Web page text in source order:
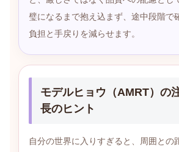
璧になるまで抱え込まず、途中段階で
負担と手戻りを減らせます。
モデルヒョウ（AMRT）の
長のヒント
自分の世界に入りすぎると、周囲との